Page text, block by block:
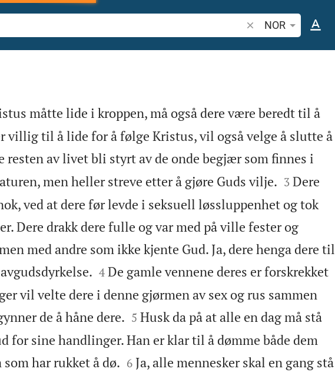
Søk bibelvers eller ord
NOR
måtte lide i kroppen, må også dere være beredt til å
villig til å lide for å følge Kristus, vil også velge å slutte å
resten av livet bli styrt av de onde begjær som finnes i
men heller streve etter å gjøre Guds vilje.
3 Dere
ved at dere før levde i seksuell løssluppenhet og tok
Dere drakk dere fulle og var med på ville fester og
med andre som ikke kjente Gud. Ja, dere henga dere til

4 De gamle vennene deres er forskrekket
vil velte dere i denne gjørmen av sex og rus sammen
de å håne dere.
5 Husk da på at alle en dag må stå
for sine handlinger. Han er klar til å dømme både dem
har rukket å dø.
6 Ja, alle mennesker skal en gang stå